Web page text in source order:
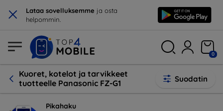
× Lataa sovelluksemme ja osta
helpommin.
0
Kuoret, kotelot ja tarvikkeet
tuotteelle Panasonic FZ-G1
Suodatin
Pikahaku